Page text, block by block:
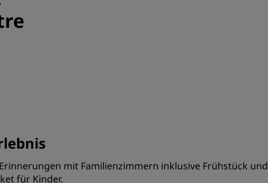
mit Familienzimmern inklusive Frühstück und
für Kinder.